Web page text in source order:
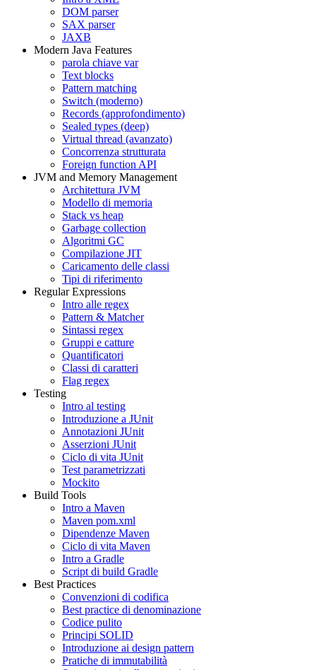
DOM parser
SAX parser
JAXB
Modern Java Features
parola chiave var
Text blocks
Pattern matching
Switch (moderno)
Records (approfondimento)
Sealed types (deep)
Virtual thread (avanzato)
Concorrenza strutturata
Foreign function API
JVM and Memory Management
Architettura JVM
Modello di memoria
Stack vs heap
Garbage collection
Algoritmi GC
Compilazione JIT
Caricamento delle classi
Tipi di riferimento
Regular Expressions
Intro alle regex
Pattern & Matcher
Sintassi regex
Gruppi e catture
Quantificatori
Classi di caratteri
Flag regex
Testing
Intro al testing
Introduzione a JUnit
Annotazioni JUnit
Asserzioni JUnit
Ciclo di vita JUnit
Test parametrizzati
Mockito
Build Tools
Intro a Maven
Maven pom.xml
Dipendenze Maven
Ciclo di vita Maven
Intro a Gradle
Script di build Gradle
Best Practices
Convenzioni di codifica
Best practice di denominazione
Codice pulito
Principi SOLID
Introduzione ai design pattern
Pratiche di immutabilità